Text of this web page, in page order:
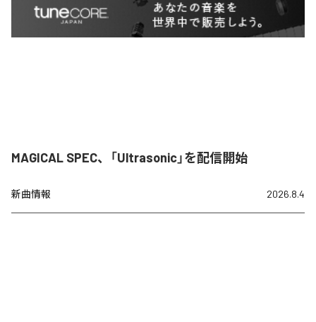
MAGICAL SPEC、「Ultrasonic」を配信開始
新曲情報 2026.8.4